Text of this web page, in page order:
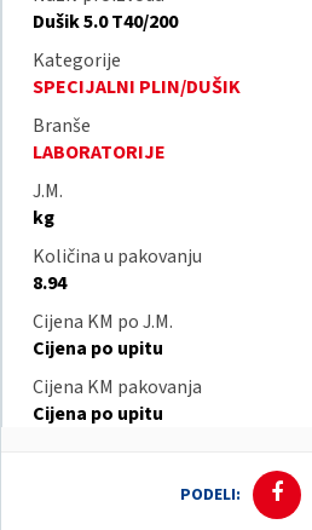
Dušik 5.0 T40/200
Kategorije
SPECIJALNI PLIN/DUŠIK
Branše
LABORATORIJE
J.M.
kg
Količina u pakovanju
8.94
Cijena KM po J.M.
Cijena po upitu
Cijena KM pakovanja
Cijena po upitu
PODELI: